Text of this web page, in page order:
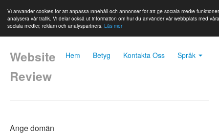
Vi använder cookies för att anpassa innehåll och annonser för att ge sociala medie
analysera vår trafik. Vi delar också ut information om hur du använder vår webbplats med våra
sociala medier, reklam och analyspartners. Läs mer
Hem Betyg Kontakta Oss Språk
Website
Review
Ange domän